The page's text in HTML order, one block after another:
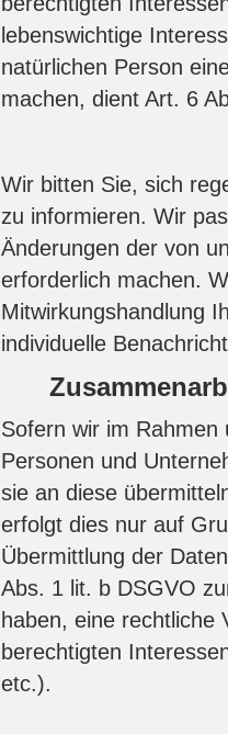
lebenswichtige
natürlichen Person
machen, dient Art. 6
Wir bitten Sie, sich
zu informieren. Wir
Änderungen der von
erforderlich machen.
Mitwirkungshandlung
individuelle
Sofern wir im Rahmen
Personen und
sie an diese
erfolgt dies nur auf
Übermittlung der
Abs. 1 lit. b DSGVO
haben, eine rechtliche
berechtigten
etc.).